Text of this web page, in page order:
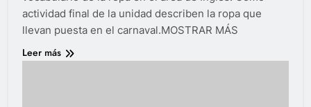
actividad final de la unidad describen la ropa que
llevan puesta en el carnaval.MOSTRAR MÁS
Leer más